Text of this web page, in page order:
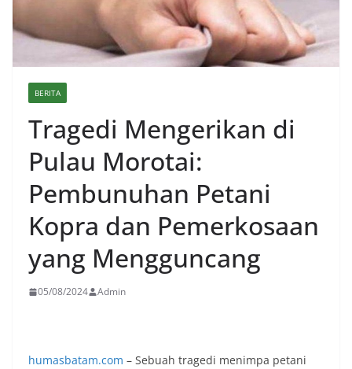
BERITA
Tragedi Mengerikan di
Pulau Morotai:
Pembunuhan Petani
Kopra dan Pemerkosaan
yang Mengguncang
05/08/2024 Admin
humasbatam.com – Sebuah tragedi menimpa petani